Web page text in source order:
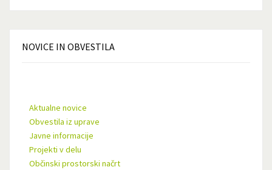
NOVICE IN OBVESTILA
Aktualne novice
Obvestila iz uprave
Javne informacije
Projekti v delu
Občinski prostorski načrt